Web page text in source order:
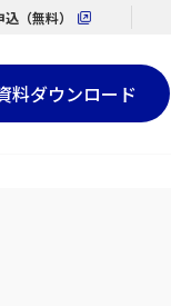
込（無料）
料ダウンロード